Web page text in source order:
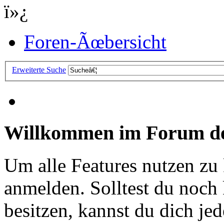
ï»¿
Foren-Ãœbersicht
Erweiterte Suche
Willkommen im Forum
Um alle Features nutzen
anmelden. Solltest du
besitzen, kannst du dich